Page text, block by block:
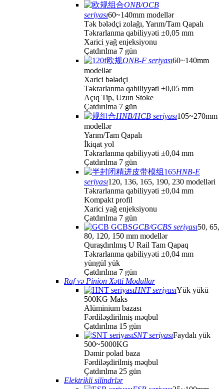
ONB/OCB
seriyası60~140mm modellər
Tək bələdçi zolağı, Yarım/Tam Qapalı
Təkrarlanma qabiliyyəti ±0,05 mm
Xarici yağ enjeksiyonu
Çatdırılma 7 gün
ONB-F seriyası60~140mm
modellər
Xarici bələdçi
Təkrarlanma qabiliyyəti ±0,05 mm
Açıq Tip, Uzun Stoke
Çatdırılma 7 gün
HNB/HCB seriyası105~270mm
modellər
Yarım/Tam Qapalı
İkiqat yol
Təkrarlanma qabiliyyəti ±0,04 mm
Çatdırılma 7 gün
HNB-E
seriyası120, 136, 165, 190, 230 modelləri
Təkrarlanma qabiliyyəti ±0,04 mm
Kompakt profil
Xarici yağ enjeksiyonu
Çatdırılma 7 gün
GCB/GCBS seriyası50, 65,
80, 120, 150 mm modellər
Quraşdırılmış U Rail Tam Qapaq
Təkrarlanma qabiliyyəti ±0,04 mm
yüngül yük
Çatdırılma 7 gün
Raf və Pinion Xətti Modullar
HNT seriyasıYük yükü
500KG Maks
Alüminium bazası
Fərdiləşdirilmiş məqbul
Çatdırılma 15 gün
SNT seriyasıFaydalı yük
500~5000KG
Dəmir polad baza
Fərdiləşdirilmiş məqbul
Çatdırılma 25 gün
Elektrikli silindrlər